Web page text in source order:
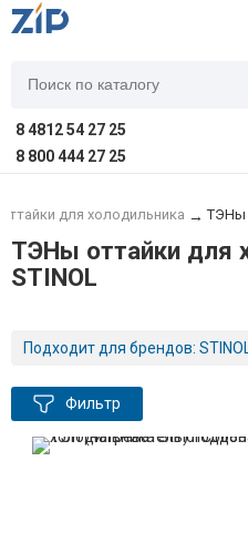
8 4812 54 27 25
8 800 444 27 25
для холодильника → ТЭНы
ТЭНы оттайки для
STINOL
Подходит для брендов:
Фильтр